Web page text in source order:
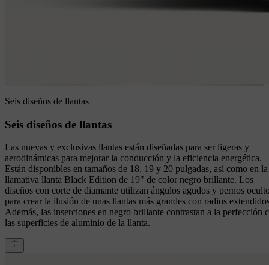
Seis diseños de llantas
Seis diseños de llantas
Las nuevas y exclusivas llantas están diseñadas para ser ligeras y
aerodinámicas para mejorar la conducción y la eficiencia energética.
Están disponibles en tamaños de 18, 19 y 20 pulgadas, así como en la
llamativa llanta Black Edition de 19" de color negro brillante. Los
diseños con corte de diamante utilizan ángulos agudos y pernos
para crear la ilusión de unas llantas más grandes con radios
Además, las inserciones en negro brillante contrastan a la perfección
las superficies de aluminio de la llanta.